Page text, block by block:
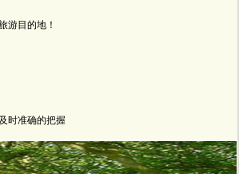
游目的地！
时准确的把握